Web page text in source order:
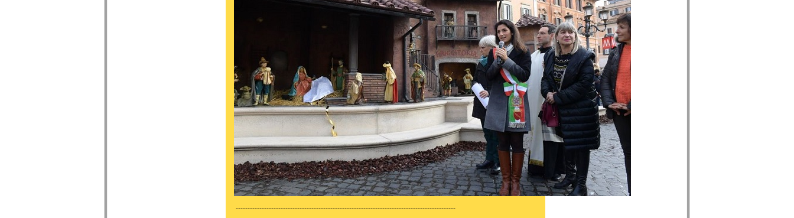
---------------------------------------------------------------------------------------------